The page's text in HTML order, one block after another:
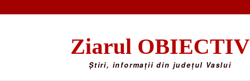
Ziarul OBIECTIV
Știri, informații din județul Vaslui